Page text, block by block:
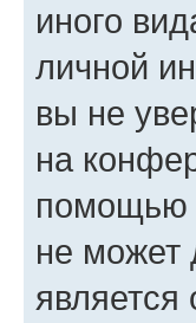
иного
личной
вы не
на
помощью
не может